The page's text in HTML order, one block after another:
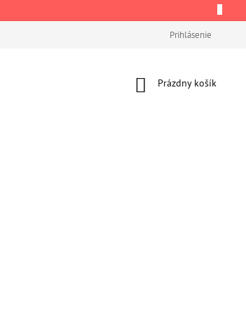
Prihlásenie
Nákupný
Prázdny košík